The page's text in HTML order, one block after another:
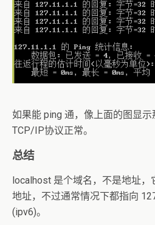
如果能 ping 通，像上面的图显
TCP/IP协议正常。
总结
localhost 是个域名，不是地址
地址，不过通常情况下都指向
(ipv6)。